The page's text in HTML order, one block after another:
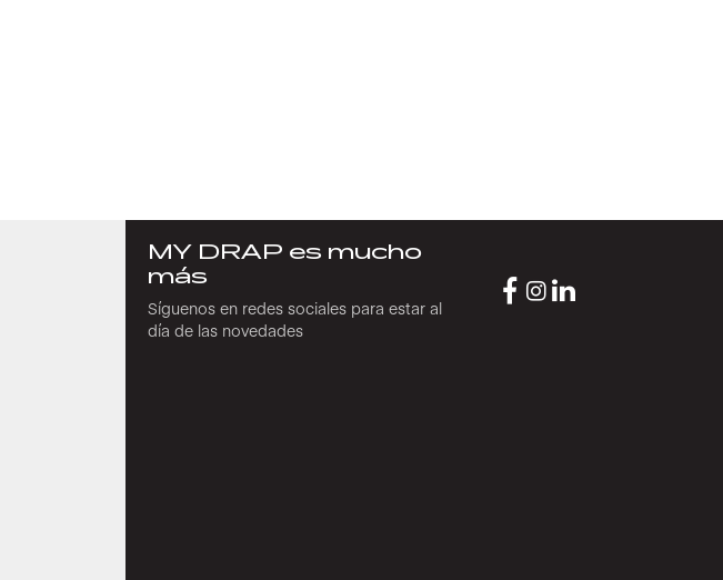
MY DRAP es mucho
más
Síguenos en redes sociales para estar al
día de las novedades